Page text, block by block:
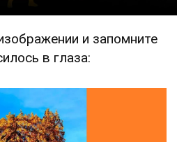
и запомните
в глаза: